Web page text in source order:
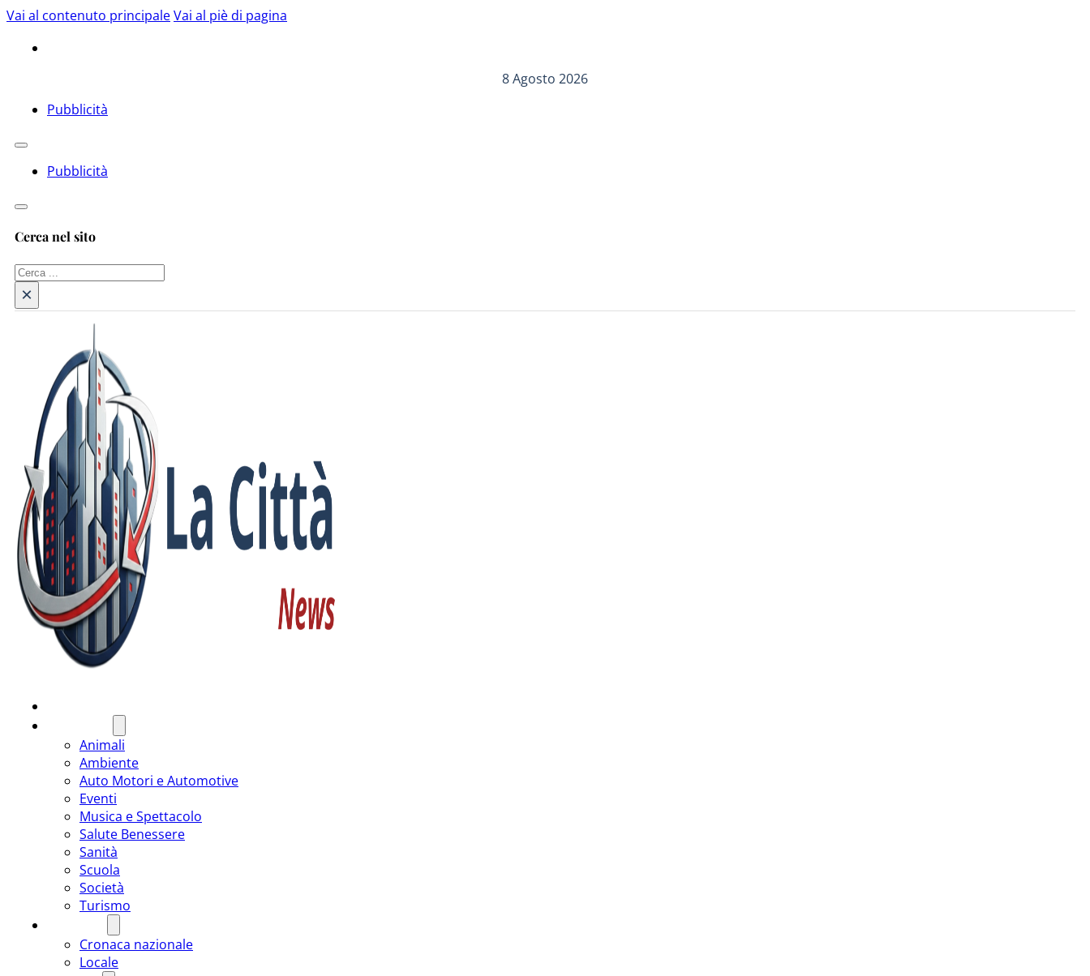
Vai al contenuto principaleVai al piè di pagina
8 Agosto 2026
Pubblicità
Pubblicità
Cerca nel sito
Cerca
×
Animali
Ambiente
Auto Motori e Automotive
Eventi
Musica e Spettacolo
Salute Benessere
Sanità
Scuola
Società
Turismo
Cronaca nazionale
Locale